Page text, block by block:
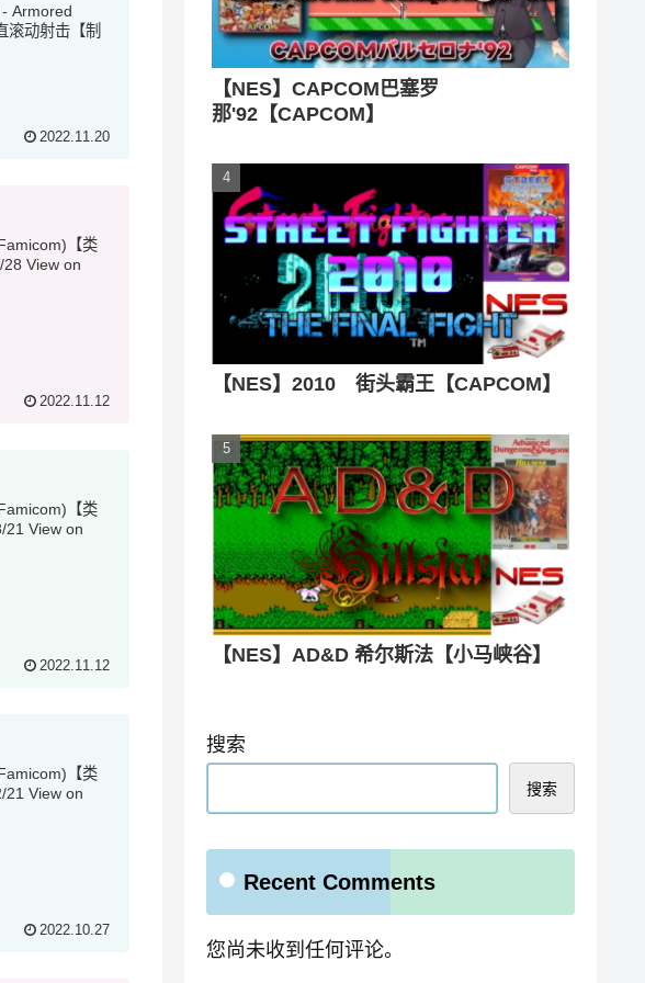
Armored
滚动射击【制
2022.11.20
【类
View on
2022.11.12
【类
21 View on
2022.11.12
【类
21 View on
2022.10.27
【NES】CAPCOM巴塞罗
那'92【CAPCOM】
【NES】2010 街头霸王【CAPCOM】
【NES】AD&D 希尔斯法【小马峡谷】
搜索
搜索
Recent Comments
您尚未收到任何评论。